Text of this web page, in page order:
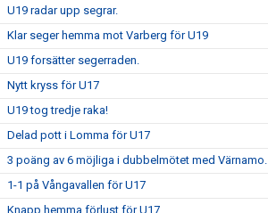
U19 radar upp segrar.
Klar seger hemma mot Varberg för U19
U19 forsätter segerraden.
Nytt kryss för U17
U19 tog tredje raka!
Delad pott i Lomma för U17
3 poäng av 6 möjliga i dubbelmötet med Värnamo.
1-1 på Vångavallen för U17
Knapp hemma förlust för U17